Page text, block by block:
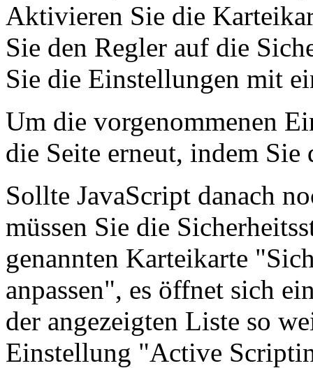
Aktivieren Sie die
Sie den Regler auf die
Sie die Einstellungen mit
Um die vorgenommenen
die Seite erneut, indem Sie
Sollte JavaScript danach
müssen Sie die
genannten Karteikarte
anpassen", es öffnet sich
der angezeigten Liste so
Einstellung "Active